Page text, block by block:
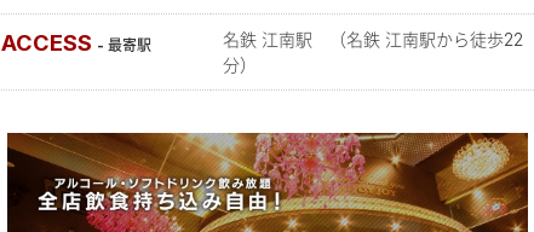
ACCESS - 最寄駅
名鉄 江南駅 （名鉄 江南駅から徒歩22
分）